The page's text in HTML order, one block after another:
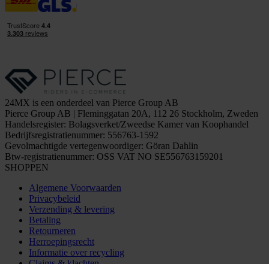
24MX is een onderdeel van Pierce Group AB
Pierce Group AB | Fleminggatan 20A, 112 26 Stockholm, Zweden
Handelsregister: Bolagsverket/Zweedse Kamer van Koophandel
Bedrijfsregistratienummer: 556763-1592
Gevolmachtigde vertegenwoordiger: Göran Dahlin
Btw-registratienummer: OSS VAT NO SE556763159201
SHOPPEN
Algemene Voorwaarden
Privacybeleid
Verzending & levering
Betaling
Retourneren
Herroepingsrecht
Informatie over recycling